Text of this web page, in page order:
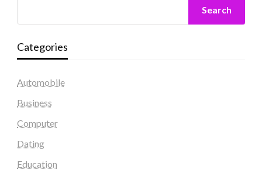
Search
Categories
Automobile
Business
Computer
Dating
Education